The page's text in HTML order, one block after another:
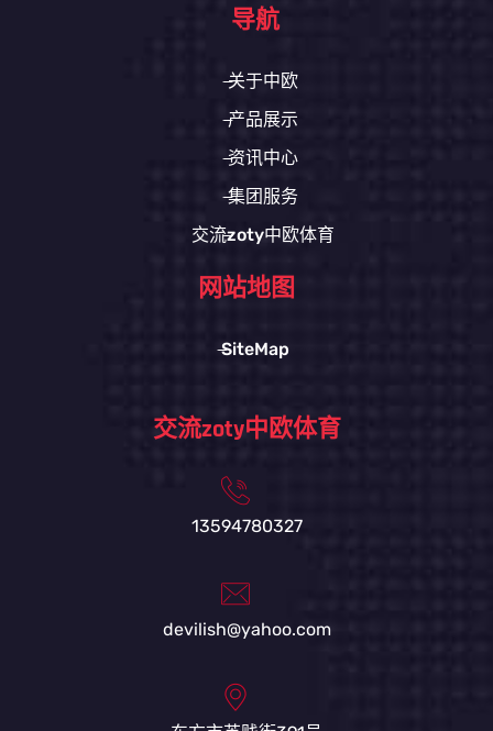
导航
关于中欧
产品展示
资讯中心
集团服务
交流zoty中欧体育
网站地图
SiteMap
交流zoty中欧体育
13594780327
devilish@yahoo.com